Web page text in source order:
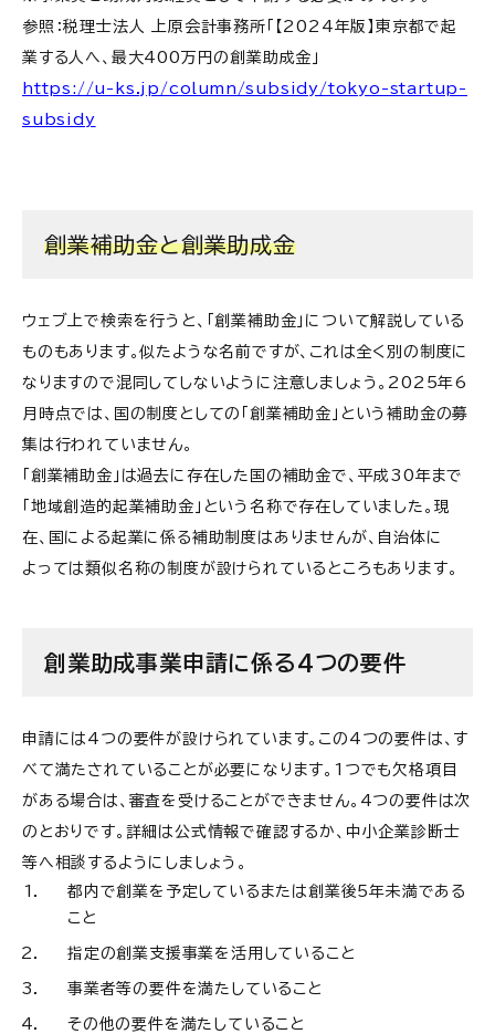
参照：税理士法人 上原会計事務所「【2024年版】東京都で起
業する人へ、最大400万円の創業助成金」
https://u-ks.jp/column/subsidy/tokyo-startup-
subsidy
創業補助金と創業助成金
ウェブ上で検索を行うと、「創業補助金」について解説している
ものもあります。似たような名前ですが、これは全く別の制度に
なりますので混同してしないように注意しましょう。2025年6
月時点では、国の制度としての「創業補助金」という補助金の募
集は行われていません。
「創業補助金」は過去に存在した国の補助金で、平成30年まで
「地域創造的起業補助金」という名称で存在していました。現
在、国による起業に係る補助制度はありませんが、自治体に
よっては類似名称の制度が設けられているところもあります。
創業助成事業申請に係る4つの要件
申請には4つの要件が設けられています。この4つの要件は、す
べて満たされていることが必要になります。1つでも欠格項目
がある場合は、審査を受けることができません。4つの要件は次
のとおりです。詳細は公式情報で確認するか、中小企業診断士
等へ相談するようにしましょう。
都内で創業を予定しているまたは創業後5年未満である
こと
指定の創業支援事業を活用していること
事業者等の要件を満たしていること
その他の要件を満たしていること